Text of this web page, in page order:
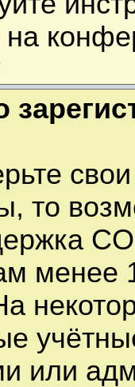
на
то
менее
или